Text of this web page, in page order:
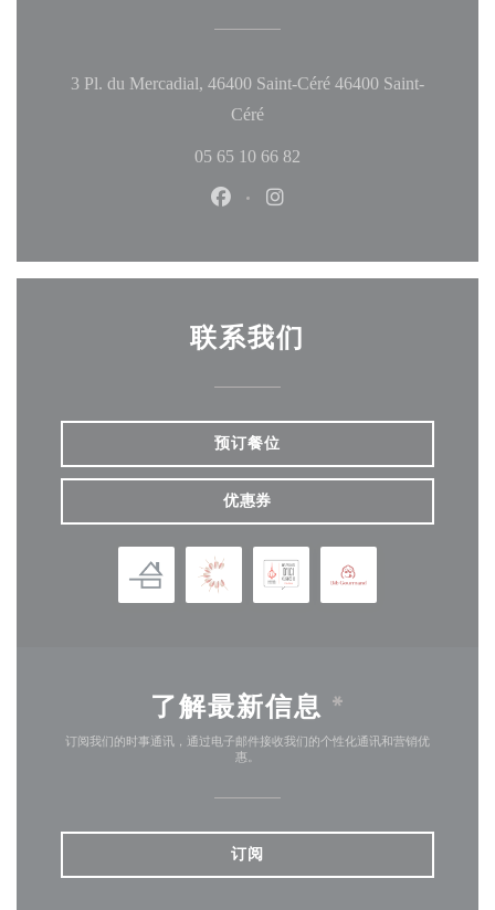
3 Pl. du Mercadial, 46400 Saint-Céré 46400 Saint-
Céré((在新窗口中打开))
05 65 10 66 82
Facebook ((在新窗口中打开))
联系我们
预订餐位
优惠券
了解最新信息 *
订阅我们的时事通讯，通过电子邮件接收我们的个性化通讯和营销优
惠。
订阅